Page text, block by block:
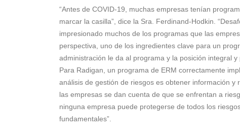
“Antes de COVID-19, muchas empresas tenían
marcar la casilla”, dice la Sra. Ferdinand-Hodkin.
impresionado muchos de los programas que las
perspectiva, uno de los ingredientes clave para un
administración le da al programa y la posición integral
Para Radigan, un programa de ERM correctamente
análisis de gestión de riesgos es obtener información y
las empresas se dan cuenta de que se enfrentan a
ninguna empresa puede protegerse de todos los
fundamentales”.